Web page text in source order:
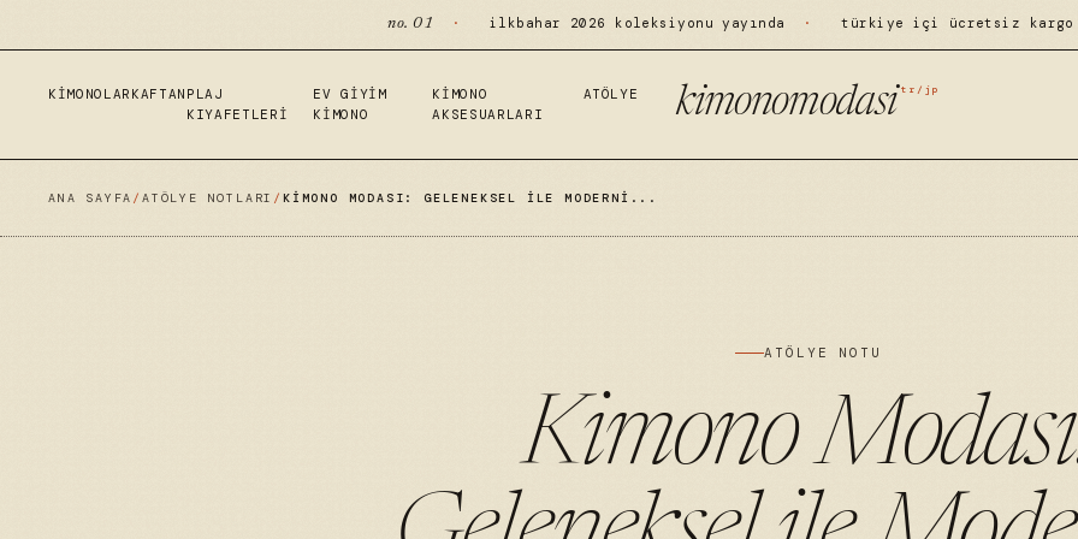
no. 01 · ilkbahar 2026 koleksiyonu yayında · türkiye içi ücretsiz kargo
KIMONOLAR KAFTAN PLAJ
KIYAFETLERI
EV GIYIM
KIMONO
KIMONO
AKSESUARLARI
ATÖLYE kimonomodasi tr/jp
ANA SAYFA /ATÖLYE NOTLARI /KIMONO MODASI: GELENEKSEL ILE MODERNI...
ATÖLYE NOTU
Kimono